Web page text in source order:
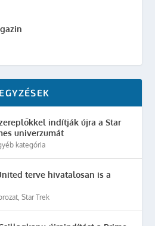
indítják újra a Star
univerzumát
kategória
terve hivatalosan is a
,Star Trek